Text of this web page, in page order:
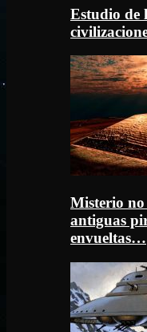
Estudio de
Misterio
antiguas
envueltas…